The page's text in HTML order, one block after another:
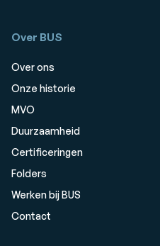
Over BUS
Over ons
Onze historie
MVO
Duurzaamheid
Certificeringen
Folders
Werken bij BUS
Contact